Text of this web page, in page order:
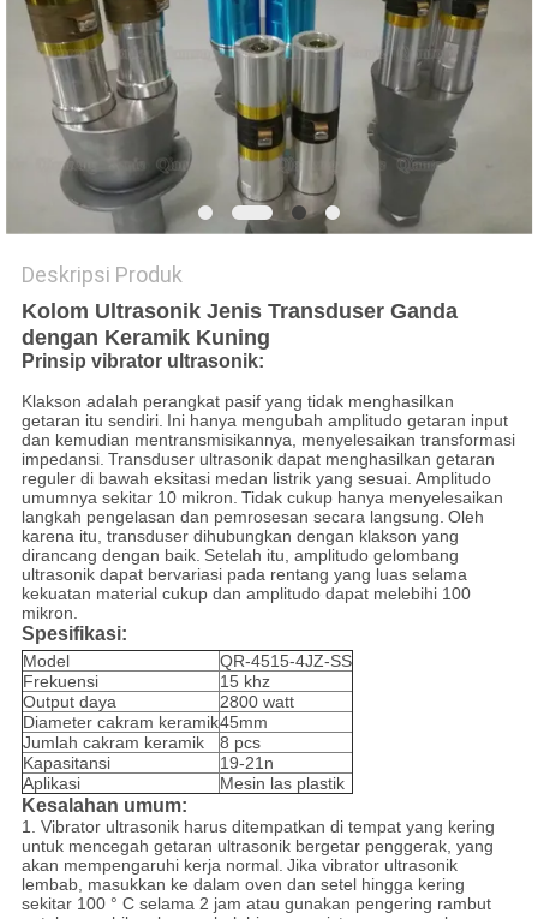
Deskripsi Produk
Kolom Ultrasonik Jenis Transduser Ganda
dengan Keramik Kuning
Prinsip vibrator ultrasonik:
Klakson adalah perangkat pasif yang tidak menghasilkan
getaran itu sendiri. Ini hanya mengubah amplitudo getaran input
dan kemudian mentransmisikannya, menyelesaikan transformasi
impedansi. Transduser ultrasonik dapat menghasilkan getaran
reguler di bawah eksitasi medan listrik yang sesuai. Amplitudo
umumnya sekitar 10 mikron. Tidak cukup hanya menyelesaikan
langkah pengelasan dan pemrosesan secara langsung. Oleh
karena itu, transduser dihubungkan dengan klakson yang
dirancang dengan baik. Setelah itu, amplitudo gelombang
ultrasonik dapat bervariasi pada rentang yang luas selama
kekuatan material cukup dan amplitudo dapat melebihi 100
mikron.
Spesifikasi:
Model
QR-4515-4JZ-SS
Frekuensi
15 khz
Output daya
2800 watt
Diameter cakram keramik45mm
Jumlah cakram keramik
8 pcs
Kapasitansi
19-21n
Aplikasi
Mesin las plastik
Kesalahan umum:
1. Vibrator ultrasonik harus ditempatkan di tempat yang kering
untuk mencegah getaran ultrasonik bergetar penggerak, yang
akan mempengaruhi kerja normal. Jika vibrator ultrasonik
lembab, masukkan ke dalam oven dan setel hingga kering
sekitar 100 ° C selama 2 jam atau gunakan pengering rambut